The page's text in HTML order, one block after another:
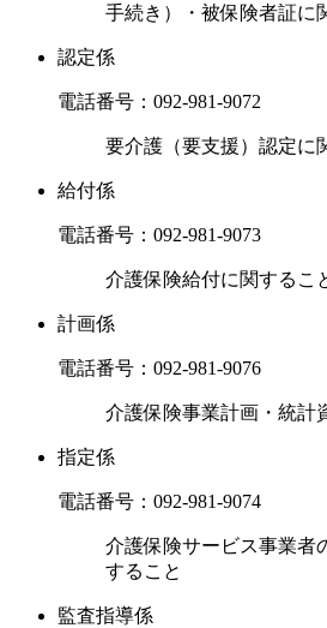
手続き）・被保険者証に
認定係
電話番号： 092-981-9072
要介護（要支援）認定に
給付係
電話番号： 092-981-9073
介護保険給付に関するこ
計画係
電話番号： 092-981-9076
介護保険事業計画・統計
指定係
電話番号： 092-981-9074
介護保険サービス事業者
すること
監査指導係